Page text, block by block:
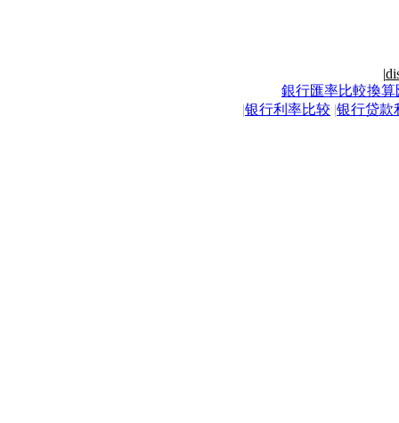
|
銀行匯率比較換算
|银行利率比较 |银行贷款